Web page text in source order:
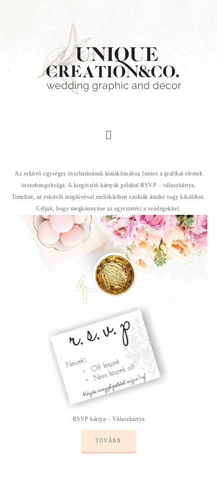
Az esküvő egységes összhatásának kialakításához fontos a grafikai elemek
összehangoltsága. A kiegészítő kártyák például RSVP – válaszkártya,
Timeline, az esküvői meghívóval mellékletben szokták átadni vagy kiküldeni.
Céljuk, hogy megkönnyítse az egyeztetést a vendégekkel.
RSVP kártya – Válaszkártya
TOVÁBB